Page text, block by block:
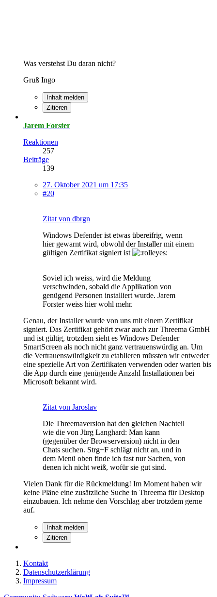
Was verstehst Du daran nicht?
Gruß Ingo
Inhalt melden
Zitieren
Jarem Forster
Reaktionen
257
Beiträge
139
27. Oktober 2021 um 17:35
#20
Zitat von dbrgn
Windows Defender ist etwas übereifrig, wenn
hier gewarnt wird, obwohl der Installer mit einem
gültigen Zertifikat signiert ist
Soviel ich weiss, wird die Meldung
verschwinden, sobald die Applikation von
genügend Personen installiert wurde. Jarem
Forster weiss hier wohl mehr.
Genau, der Installer wurde von uns mit einem Zertifikat
signiert. Das Zertifikat gehört zwar auch zur Threema GmbH
und ist gültig, trotzdem sieht es Windows Defender
SmartScreen als noch nicht ganz vertrauenswürdig an. Um
die Vertrauenswürdigkeit zu etablieren müssten wir entweder
eine spezielle Art von Zertifikaten verwenden oder warten bis
die App durch eine genügende Anzahl Installationen bei
Microsoft bekannt wird.
Zitat von Jaroslav
Die Threemaversion hat den gleichen Nachteil
wie die von Jürg Langhard: Man kann
(gegenüber der Browserversion) nicht in den
Chats suchen. Strg+F schlägt nicht an, und in
dem Menü oben finde ich fast nur Sachen, von
denen ich nicht weiß, wofür sie gut sind.
Vielen Dank für die Rückmeldung! Im Moment haben wir
keine Pläne eine zusätzliche Suche in Threema für Desktop
einzubauen. Ich nehme den Vorschlag aber trotzdem gerne
auf.
Inhalt melden
Zitieren
Kontakt
Datenschutzerklärung
Impressum